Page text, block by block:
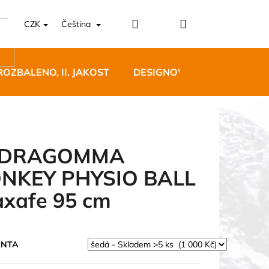
CZK Čeština PřihlášeníNákupní
II. JAKOST DESIGNOVÝ NÁBYTEK
PHYSIO BALL
95 cm
BĚŽECKÉ TRAILOVÉ